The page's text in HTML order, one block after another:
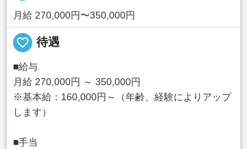
月給 270,000円〜350,000円
favorite_border 待遇
■給与
月給 270,000円 ～ 350,000円
※基本給：160,000円～（年齢、経験によりアップ
します）
■手当